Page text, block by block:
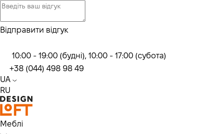
Відправити відгук
10:00 - 19:00 (будні), 10:00 - 17:00 (субота)
+38 (044) 498 98 49
UA
RU
Меблі